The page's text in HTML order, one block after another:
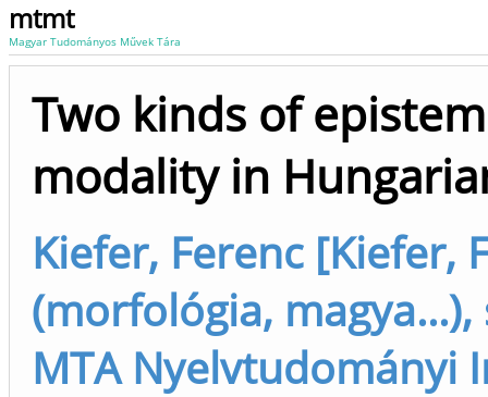
mtmt
Magyar Tudományos Művek Tára
Two kinds of
modality in
Kiefer, Ferenc [Kiefer,
(morfológia, magya...),
MTA Nyelvtudományi